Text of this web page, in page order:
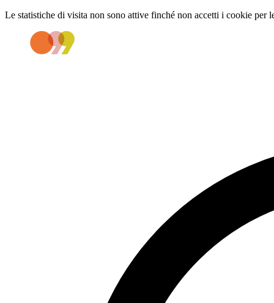
Le statistiche di visita non sono attive finché non accetti i cookie per